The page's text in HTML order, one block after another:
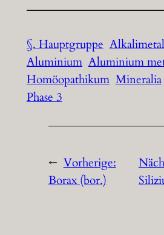
§. Hauptgruppe
Aluminium Aluminium
Homöopathikum Mineralia
Phase 3
← Vorherige:
Borax (bor.)